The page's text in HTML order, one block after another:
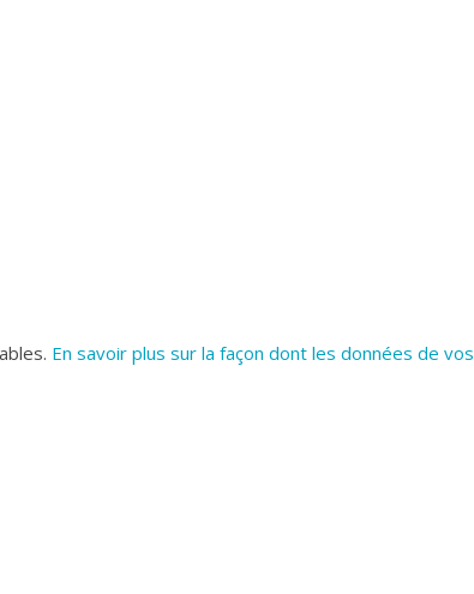
En savoir plus sur la façon dont les données de vos